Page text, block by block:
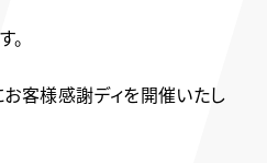
。
お客様感謝ディを開催いたし